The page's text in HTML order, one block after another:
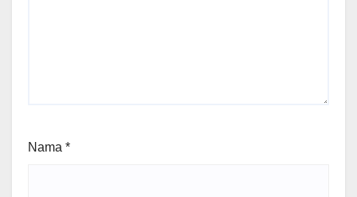
Nama *